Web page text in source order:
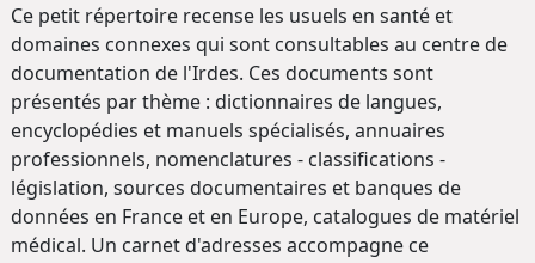
Ce petit répertoire recense les usuels en santé et
domaines connexes qui sont consultables au centre de
documentation de l'Irdes. Ces documents sont
présentés par thème : dictionnaires de langues,
encyclopédies et manuels spécialisés, annuaires
professionnels, nomenclatures - classifications -
législation, sources documentaires et banques de
données en France et en Europe, catalogues de matériel
médical. Un carnet d'adresses accompagne ce